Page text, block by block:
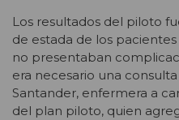
Los resultados del piloto
de estada de los
no presentaban
era necesario una
Santander, enfermera a
del plan piloto, quien